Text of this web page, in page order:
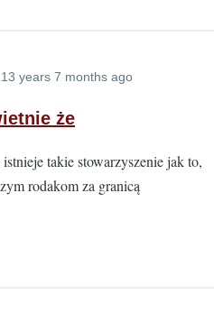
13 years 7 months ago
że
takie stowarzyszenie jak to,
rodakom za granicą